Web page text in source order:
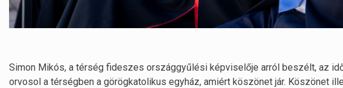
Simon Mikós, a térség fideszes országgyűlési képviselője arról beszélt, az
orvosol a térségben a görögkatolikus egyház, amiért köszönet jár. Köszönet